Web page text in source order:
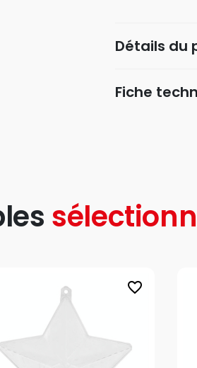
Détails du
Fiche
favorite_border